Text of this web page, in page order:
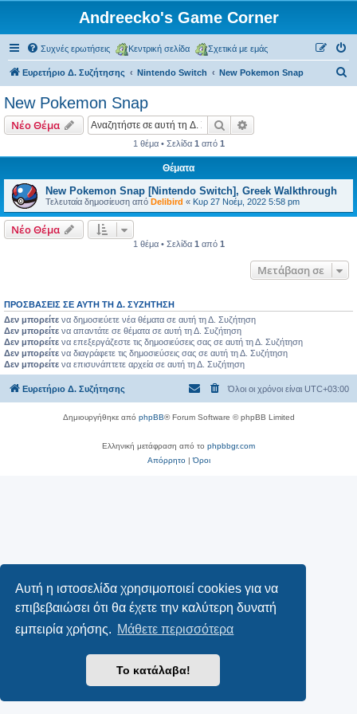
Αυτή η ιστοσελίδα χρησιμοποιεί cookies για να
επιβεβαιώσει ότι θα έχετε την καλύτερη δυνατή
εμπειρία χρήσης. Μάθετε περισσότερα
Το κατάλαβα!
Andreecko's Game Corner
Συχνές ερωτήσεις Κεντρική σελίδα Σχετικά με εμάς
Ευρετήριο Δ. Συζήτησης Nintendo Switch New Pokemon Snap
New Pokemon Snap
Νέο Θέμα Αναζήτηση
1 θέμα • Σελίδα 1 από 1
Θέματα
New Pokemon Snap [Nintendo Switch], Greek Walkthrough
Τελευταία δημοσίευση από Delibird « Κυρ 27 Νοέμ, 2022 5:58 pm
Νέο Θέμα
1 θέμα • Σελίδα 1 από 1
Μετάβαση σε
ΠΡΟΣΒΆΣΕΙΣ ΣΕ ΑΥΤΉ ΤΗ Δ. ΣΥΖΉΤΗΣΗ
Δεν μπορείτε να δημοσιεύετε νέα θέματα σε αυτή τη Δ. Συζήτηση
Δεν μπορείτε να απαντάτε σε θέματα σε αυτή τη Δ. Συζήτηση
Δεν μπορείτε να επεξεργάζεστε τις δημοσιεύσεις σας σε αυτή τη Δ. Συζήτηση
Δεν μπορείτε να διαγράφετε τις δημοσιεύσεις σας σε αυτή τη Δ. Συζήτηση
Δεν μπορείτε να επισυνάπτετε αρχεία σε αυτή τη Δ. Συζήτηση
Ευρετήριο Δ. Συζήτησης Όλοι οι χρόνοι είναι UTC+03:00
Δημιουργήθηκε από phpBB® Forum Software © phpBB Limited
Ελληνική μετάφραση από το phpbbgr.com
Απόρρητο|Όροι